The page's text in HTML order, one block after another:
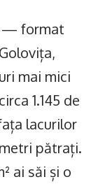
— format
mai mici
1.145 de
lacurilor
pătrați.
ai săi și o